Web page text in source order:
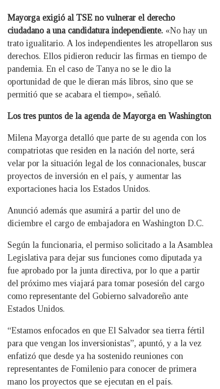
Mayorga exigió al TSE no vulnerar el derecho
ciudadano a una candidatura independiente. «No hay un
trato igualitario. A los independientes les atropellaron sus
derechos. Ellos pidieron reducir las firmas en tiempo de
pandemia. En el caso de Tanya no se le dio la
oportunidad de que le dieran más libros, sino que se
permitió que se acabara el tiempo», señaló.
Los tres puntos de la agenda de Mayorga en Washington
Milena Mayorga detalló que parte de su agenda con los
compatriotas que residen en la nación del norte, será
velar por la situación legal de los connacionales, buscar
proyectos de inversión en el país, y aumentar las
exportaciones hacia los Estados Unidos.
Anunció además que asumirá a partir del uno de
diciembre el cargo de embajadora en Washington D.C.
Según la funcionaria, el permiso solicitado a la Asamblea
Legislativa para dejar sus funciones como diputada ya
fue aprobado por la junta directiva, por lo que a partir
del próximo mes viajará para tomar posesión del cargo
como representante del Gobierno salvadoreño ante
Estados Unidos.
“Estamos enfocados en que El Salvador sea tierra fértil
para que vengan los inversionistas”, apuntó, y a la vez
enfatizó que desde ya ha sostenido reuniones con
representantes de Fomilenio para conocer de primera
mano los proyectos que se ejecutan en el país.